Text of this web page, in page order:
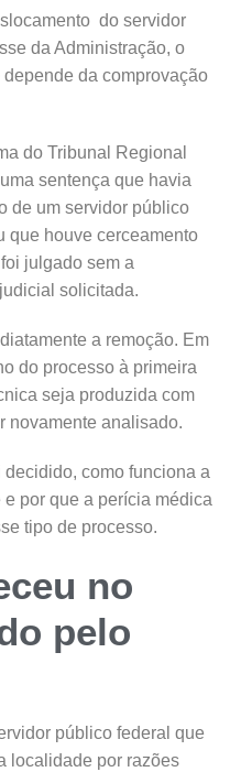
do servidor
da Administração, o
da comprovação
do Tribunal Regional
sentença que havia
de um servidor público
que houve cerceamento
julgado sem a
solicitada.
a remoção. Em
do processo à primeira
seja produzida com
novamente analisado.
como funciona a
por que a perícia médica
tipo de processo.
no
pelo
público federal que
localidade por razões